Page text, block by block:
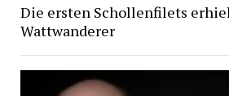
Die ersten Schollenfilets
Wattwanderer